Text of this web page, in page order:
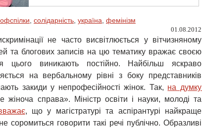
солідарність україна фемінізм
01.08.2012
не часто висвітлюється у вітчизняному
та блогових записів на цю тематику вражає своєю
цього виникають постійно. Найбільш яскраво
на вербальному рівні з боку представників
закиди у непрофесійності жінок. Так, на думку
справа». Міністр освіти і науки, молоді та
, що у магістратурі та аспірантурі найкраще
соромиться говорити такі речі публічно. Образливі